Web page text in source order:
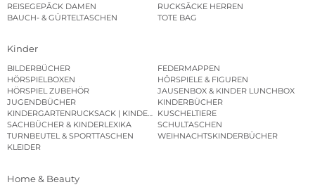
REISEGEPÄCK DAMEN
RUCKSÄCKE HERREN
BAUCH- & GÜRTELTASCHEN
TOTE BAG
Kinder
BILDERBÜCHER
FEDERMAPPEN
HÖRSPIELBOXEN
HÖRSPIELE & FIGUREN
HÖRSPIEL ZUBEHÖR
JAUSENBOX & KINDER LUNCHBOX
JUGENDBÜCHER
KINDERBÜCHER
KINDERGARTENRUCKSACK | KINDERGARTENBEUTEL
KUSCHELTIERE
SACHBÜCHER & KINDERLEXIKA
SCHULTASCHEN
TURNBEUTEL & SPORTTASCHEN
WEIHNACHTSKINDERBÜCHER
KLEIDER
Home & Beauty